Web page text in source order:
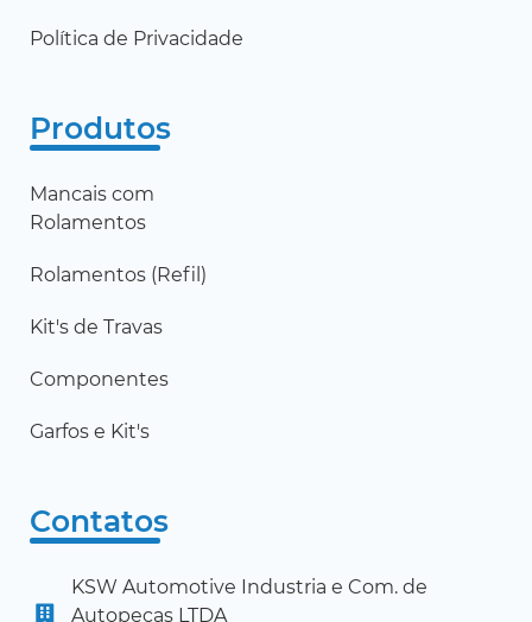
Política de Privacidade
Produtos
Mancais com
Rolamentos
Rolamentos (Refil)
Kit's de Travas
Componentes
Garfos e Kit's
Contatos
KSW Automotive Industria e Com. de
Autopeças LTDA